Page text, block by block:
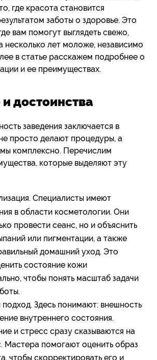
где красота становится
заботы о здоровье. Это
вам помогут выглядеть свежо,
несколько лет моложе, независимо
в статье расскажем подробнее о
и ее преимуществах.
достоинства
заведения заключается в
просто делают процедуры, а
комплексно. Перечислим
которые выделяют эту
Специалисты имеют
в области косметологии. Они
провести сеанс, но и объяснить
или пигментации, а также
домашний уход. Это
состояние кожи
чтобы понять масштаб задачи
Здесь понимают: внешность
внутреннего состояния.
и стресс сразу сказываются на
Мастера помогают оценить образ
чтобы скорректировать его и